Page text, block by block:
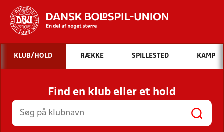
Hvad vil du søge efter?
INDHOLD OG NYHEDER
STILLINGER, RESULTATER, KLUBBER OG
HOLD
KLUB/HOLD RÆKKE SPILLESTED KAMP
Find en klub eller et hold